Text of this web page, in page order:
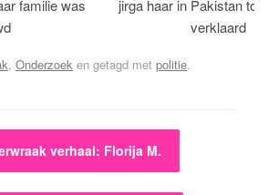
familie was
jirga haar in Pakistan tot
verklaard
, Onderzoek en getagd met politie.
verhaal: Florija M.